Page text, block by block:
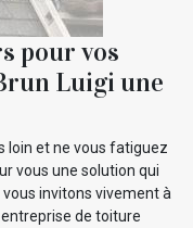
pour vos
Luigi une
loin et ne vous fatiguez
vous une solution qui
invitons vivement à
de toiture